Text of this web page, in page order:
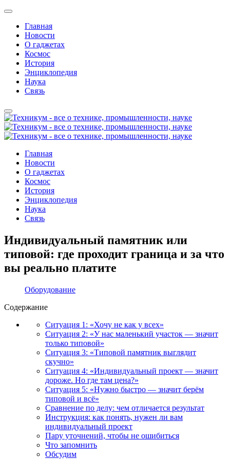
Главная
Новости
О гаджетах
Космос
История
Энциклопедия
Наука
Связь
Главная
Новости
О гаджетах
Космос
История
Энциклопедия
Наука
Связь
Индивидуальный памятник или
типовой: где проходит граница и за что
вы реально платите
Оборудование
Содержание
Ситуация 1: «Хочу не как у всех»
Ситуация 2: «У нас маленький участок — значит
только типовой»
Ситуация 3: «Типовой памятник выглядит
скучно»
Ситуация 4: «Индивидуальный проект — значит
дороже. Но где там цена?»
Ситуация 5: «Нужно быстро — значит берём
типовой и всё»
Сравнение по делу: чем отличается результат
Инструкция: как понять, нужен ли вам
индивидуальный проект
Пару уточнений, чтобы не ошибиться
Что запомнить
Обсудим